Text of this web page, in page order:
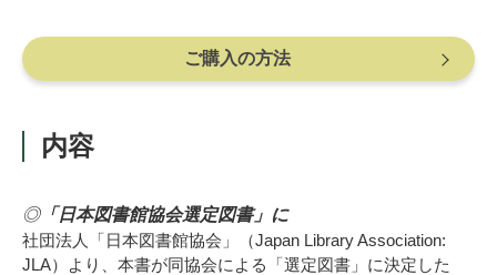
ご購入の方法
内容
◎「日本図書館協会選定図書」に
社団法人「日本図書館協会」（Japan Library Association:
JLA）より、本書が同協会による「選定図書」に決定した